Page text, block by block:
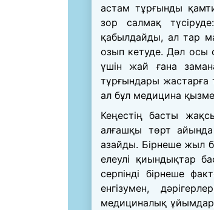
астам тұрғынды
зор салмақ
қабылдайды, ал тар
озып кетуде. Дәл осы
үшін жай ғана
тұрғындары
ал бұл медицина
Кеңестің басты
алғашқы төрт
азайды. Бірнеше жыл
елеулі қиындықтар
серпінді бірнеше
енгізумен,
медициналық